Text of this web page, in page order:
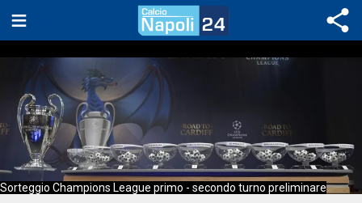
Sorteggio Champions League primo - secondo turno preliminare